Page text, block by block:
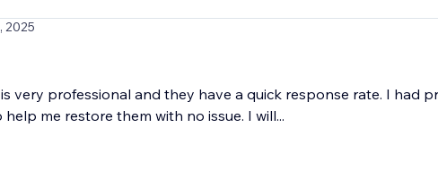
2025
very professional and they have a quick response rate. I had
me restore them with no issue. I will...